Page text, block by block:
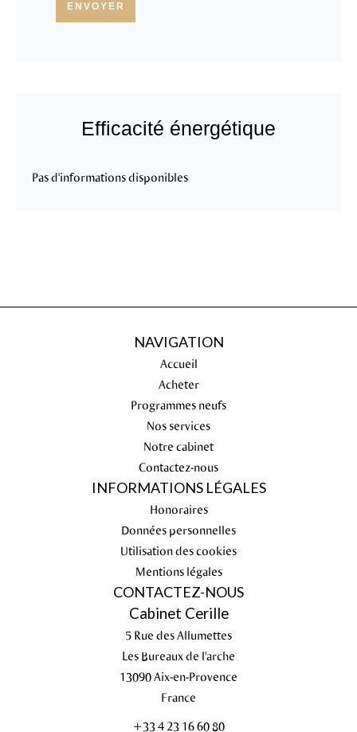
ENVOYER
Efficacité énergétique
Pas d'informations disponibles
NAVIGATION
Accueil
Acheter
Programmes neufs
Nos services
Notre cabinet
Contactez-nous
INFORMATIONS LÉGALES
Honoraires
Données personnelles
Utilisation des cookies
Mentions légales
CONTACTEZ-NOUS
Cabinet Cerille
5 Rue des Allumettes
Les Bureaux de l'arche
13090Aix-en-Provence
France
+33 4 23 16 60 80